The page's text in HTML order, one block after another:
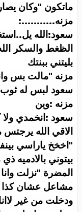
ماتكون "وكان
مزنه:...........
سعود:الله
الظغط والسكر
بليتني ببنتك
مزنه "مالت بس
سعود لبس له ثوب
مزنه :وين
سعود :انخمدي
الاقي الله
" اخخخ ياراسي
بيتوني بالادميه ذي
المضرة "نزلت
مشاعل عشان
ودخلت من غير